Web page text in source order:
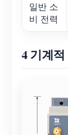
일반 소
비 전력
4 기계